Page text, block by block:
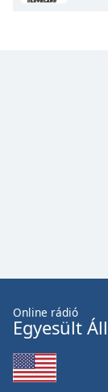
Online rádió
Egyesült